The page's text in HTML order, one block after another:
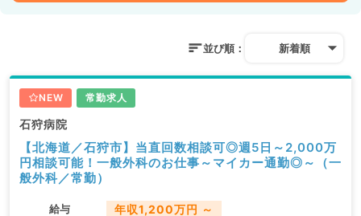
並び順： 新着順
NEW 常勤求人
石狩病院
【北海道／石狩市】当直回数相談可◎週5日～2,000万
円相談可能！一般外科のお仕事～マイカー通勤◎～（一
般外科／常勤）
給与 年収1,200万円 ～